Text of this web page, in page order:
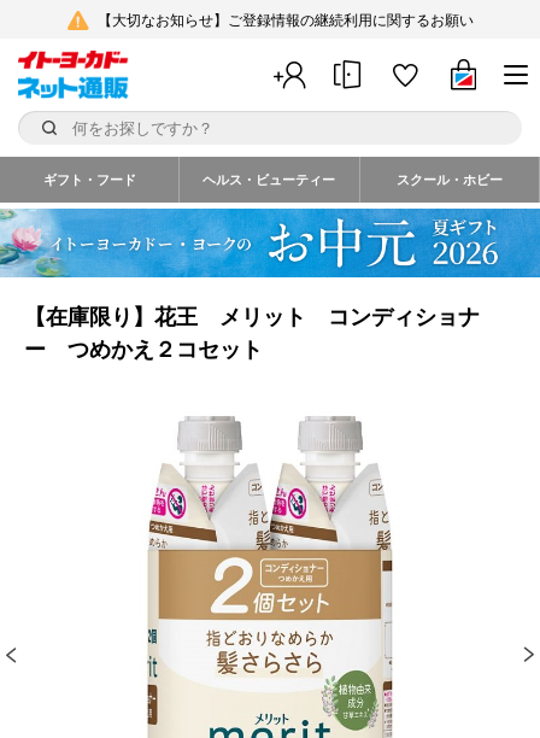
【大切なお知らせ】ご登録情報の継続利用に関するお願い
ギフト・フード ヘルス・ビューティー スクール・ホビー
【在庫限り】花王 メリット コンディショナ
ー つめかえ２コセット